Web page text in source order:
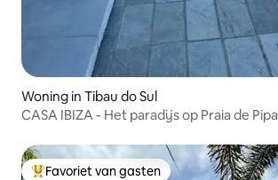
Woning in Tibau do Sul
CASA IBIZA - Het paradijs op Praia de
Favoriet van gasten